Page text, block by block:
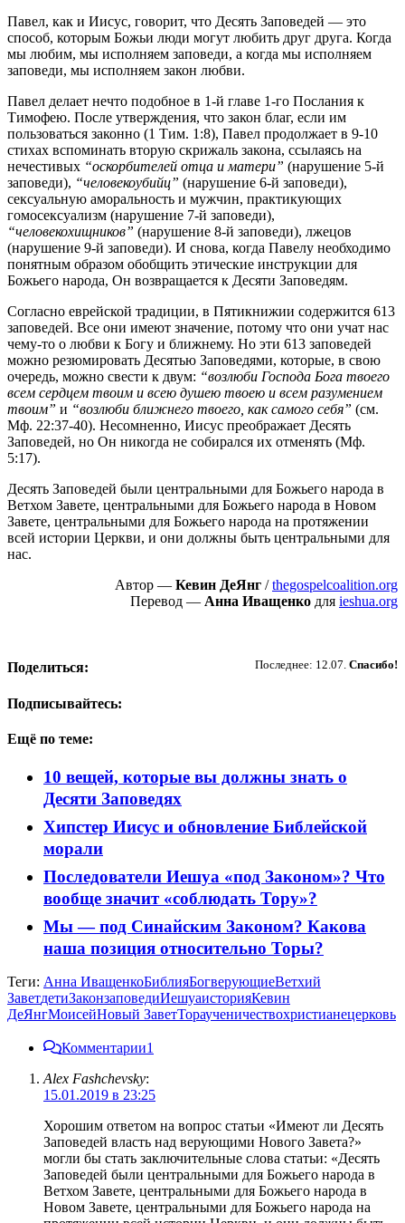
Павел, как и Иисус, говорит, что Десять Заповедей — это
способ, которым Божьи люди могут любить друг друга. Когда
мы любим, мы исполняем заповеди, а когда мы исполняем
заповеди, мы исполняем закон любви.
Павел делает нечто подобное в 1-й главе 1-го Послания к
Тимофею. После утверждения, что закон благ, если им
пользоваться законно (1 Тим. 1:8), Павел продолжает в 9-10
стихах вспоминать вторую скрижаль закона, ссылаясь на
нечестивых “оскорбителей отца и матери” (нарушение 5-й
заповеди), “человекоубийц” (нарушение 6-й заповеди),
сексуальную аморальность и мужчин, практикующих
гомосексуализм (нарушение 7-й заповеди),
“человекохищников” (нарушение 8-й заповеди), лжецов
(нарушение 9-й заповеди). И снова, когда Павелу необходимо
понятным образом обобщить этические инструкции для
Божьего народа, Он возвращается к Десяти Заповедям.
Согласно еврейской традиции, в Пятикнижии содержится 613
заповедей. Все они имеют значение, потому что они учат нас
чему-то о любви к Богу и ближнему. Но эти 613 заповедей
можно резюмировать Десятью Заповедями, которые, в свою
очередь, можно свести к двум: “возлюби Господа Бога твоего
всем сердцем твоим и всею душею твоею и всем разумением
твоим” и “возлюби ближнего твоего, как самого себя” (см.
Мф. 22:37-40). Несомненно, Иисус преображает Десять
Заповедей, но Он никогда не собирался их отменять (Мф.
5:17).
Десять Заповедей были центральными для Божьего народа в
Ветхом Завете, центральными для Божьего народа в Новом
Завете, центральными для Божьего народа на протяжении
всей истории Церкви, и они должны быть центральными для
нас.
Автор — Кевин ДеЯнг /thegospelcoalition.org
Перевод — Анна Иващенко для ieshua.org
Последнее: 12.07. Спасибо!
Поделиться:
Подписывайтесь:
Ещё по теме:
10 вещей, которые вы должны знать о
Десяти Заповедях
Хипстер Иисус и обновление Библейской
морали
Последователи Иешуа «под Законом»? Что
вообще значит «соблюдать Тору»?
Мы — под Синайским Законом? Какова
наша позиция относительно Торы?
Теги: Анна ИващенкоБиблияБогверующиеВетхий
ЗаветдетиЗаконзаповедиИешуаисторияКевин
ДеЯнгМоисейНовый ЗаветТораученичествохристианецерковь
Комментарии1
Alex Fashchevsky:
15.01.2019 в 23:25
Хорошим ответом на вопрос статьи «Имеют ли Десять
Заповедей власть над верующими Нового Завета?»
могли бы стать заключительные слова статьи: «Десять
Заповедей были центральными для Божьего народа в
Ветхом Завете, центральными для Божьего народа в
Новом Завете, центральными для Божьего народа на